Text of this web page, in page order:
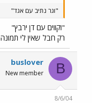
"וגר נתיב עם אגד"
"וקווים עם דן ירבץ"
רק חבל שאין לי תמונה
B
buslover
New member
8/6/04